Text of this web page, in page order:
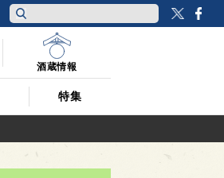
特集
酒蔵情報